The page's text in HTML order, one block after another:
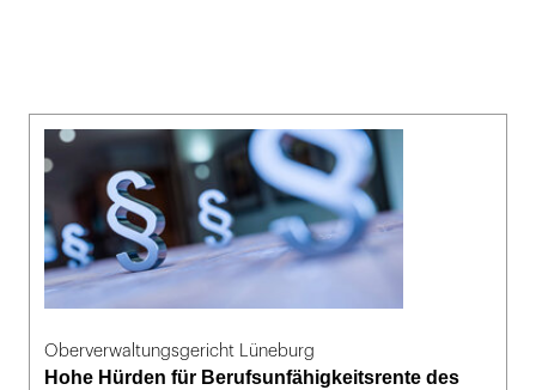
Oberverwaltungsgericht Lüneburg
Hohe Hürden für Berufsunfähigkeitsrente des